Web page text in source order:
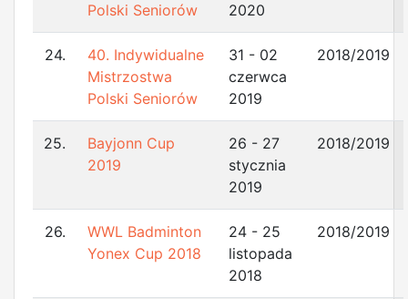
Polski Seniorów
2020
24.
40. Indywidualne
Mistrzostwa
Polski Seniorów
31 - 02
czerwca
2019
2018/2019
25.
Bayjonn Cup
2019
26 - 27
stycznia
2019
2018/2019
26.
WWL Badminton
Yonex Cup 2018
24 - 25
listopada
2018
2018/2019